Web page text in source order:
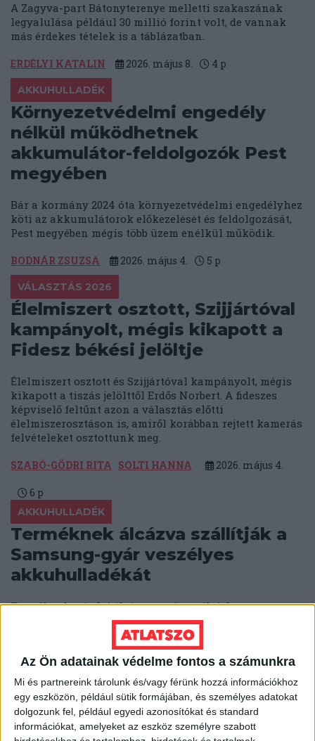
Az Ön adatainak védelme fontos a számunkra
Mi és partnereink tárolunk és/vagy férünk hozzá információkhoz
egy eszközön, például sütik formájában, és személyes adatokat
dolgozunk fel, például egyedi azonosítókat és standard
információkat, amelyeket az eszköz személyre szabott
A Zagyva-part Bátonyterenye melletti szakaszának
legyalulása például 30 millió forint volt, de vannak
más érdekes tételek is a táblázatban.
ERDÉLYI KATALIN 2026. május 8. 4 p
AKKUHULLADÉK
Környezetvédelmi engedély
nélkül működhetnek
akkumulátor-feldolgozók Pest
megyében
Bár a kormány 2024 óta környezetvédelmi engedélyhez
köti az akkumulátorok előkezelését és feldolgozását,
Pest megyében mégis több üzem enélkül működik.
BODNÁR ZSUZSA 2026. május 4. 5 p
VÁLASZTÁS 2026
Élelmiszert osztott, Szijjártóval
kampányolt, mégis kikapott a
Fidesz békési jelöltje
Élelmiszert osztott és Szijjártóval kampányolt, mégis
kikapott a tiszás jelölttől Erdős Norbert. A fideszes
képviselő feltűnt azon a választás előtti
élelmiszerosztáson is, amiről korábban rejtett kamerás
felvételeket osztottunk meg.
SZABÓ-GÖDRI RITA SOLTI HANNA 2026. május 4.
6 p
AKKUHULLADÉK
Terméknek álcázva szállítják a
Samsung-gyár veszélyes
akkuhulladékát
Terméknek minősítik és nem tüntetik fel a
szállítmány veszélyességét, így fuvarozzák
magyarországi raktárakba, majd Lengyelországba a
BODNÁR ZSUZSA 2026. április 27. p
KÖTÖTT PÁLYA
Mi épül meg, és mi nem? –